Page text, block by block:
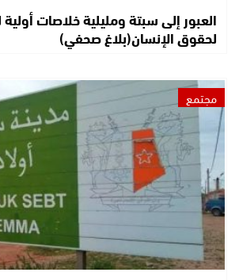
العبور إلى سبتة ومليلية خلاصات
لحقوق الإنسان(بلاغ صحفي)
مجتمع